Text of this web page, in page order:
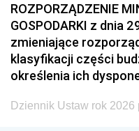
ROZPORZĄDZENIE
GOSPODARKI z dnia
zmieniające
klasyfikacji części
określenia ich
Dziennik Ustaw rok 2026